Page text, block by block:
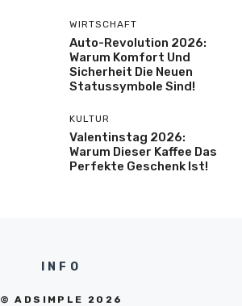
WIRTSCHAFT
Auto-Revolution 2026:
Warum Komfort Und
Sicherheit Die Neuen
Statussymbole Sind!
KULTUR
Valentinstag 2026:
Warum Dieser Kaffee Das
Perfekte Geschenk Ist!
INFO
© ADSIMPLE 2026